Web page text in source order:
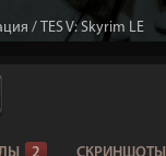
/ TES V: Skyrim LE